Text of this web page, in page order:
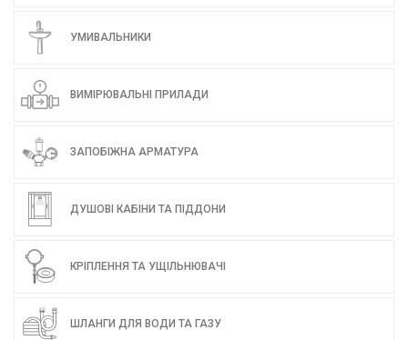
УМИВАЛЬНИКИ
ВИМІРЮВАЛЬНІ ПРИЛАДИ
ЗАПОБІЖНА АРМАТУРА
ДУШОВІ КАБІНИ ТА ПІДДОНИ
КРІПЛЕННЯ ТА УЩІЛЬНЮВАЧІ
ШЛАНГИ ДЛЯ ВОДИ ТА ГАЗУ